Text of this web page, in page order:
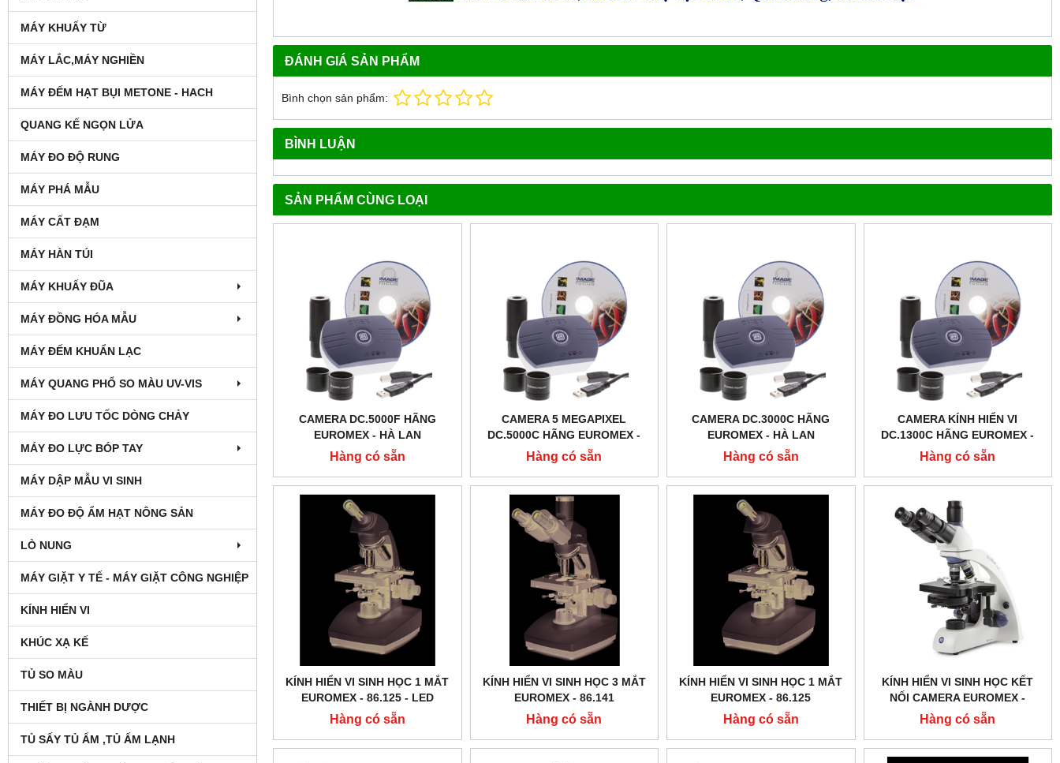
MÁY KHUẤY TỪ
MÁY LẮC,MÁY NGHIỀN
MÁY ĐẾM HẠT BỤI METONE - HACH
QUANG KẾ NGỌN LỬA
MÁY ĐO ĐỘ RUNG
MÁY PHÁ MẪU
MÁY CẤT ĐẠM
MÁY HÀN TÚI
MÁY KHUẤY ĐŨA
MÁY ĐỒNG HÓA MẪU
MÁY ĐẾM KHUẨN LẠC
MÁY QUANG PHỔ SO MÀU UV-VIS
MÁY ĐO LƯU TỐC DÒNG CHẢY
MÁY ĐO LỰC BÓP TAY
MÁY DẬP MẪU VI SINH
MÁY ĐO ĐỘ ẨM HẠT NÔNG SẢN
LÒ NUNG
MÁY GIẶT Y TẾ - MÁY GIẶT CÔNG NGHIỆP
KÍNH HIỂN VI
KHÚC XẠ KẾ
TỦ SO MÀU
THIẾT BỊ NGÀNH DƯỢC
TỦ SẤY TỦ ẤM ,TỦ ẤM LẠNH
ĐÁNH GIÁ SẢN PHẨM
Bình chọn sản phẩm:
BÌNH LUẬN
SẢN PHẨM CÙNG LOẠI
CAMERA DC.5000F HÃNG
EUROMEX - HÀ LAN
Hàng có sẵn
CAMERA 5 MEGAPIXEL
DC.5000C HÃNG EUROMEX -
HÀ LAN
Hàng có sẵn
CAMERA DC.3000C HÃNG
EUROMEX - HÀ LAN
Hàng có sẵn
CAMERA KÍNH HIỂN VI
DC.1300C HÃNG EUROMEX -
HÀ LAN
Hàng có sẵn
KÍNH HIỂN VI SINH HỌC 1 MẮT
EUROMEX - 86.125 ‑ LED
Hàng có sẵn
KÍNH HIỂN VI SINH HỌC 3 MẮT
EUROMEX - 86.141
Hàng có sẵn
KÍNH HIỂN VI SINH HỌC 1 MẮT
EUROMEX - 86.125
Hàng có sẵn
KÍNH HIỂN VI SINH HỌC KẾT
NỐI CAMERA EUROMEX -
BB.1153 ‑ PLPHI
Hàng có sẵn